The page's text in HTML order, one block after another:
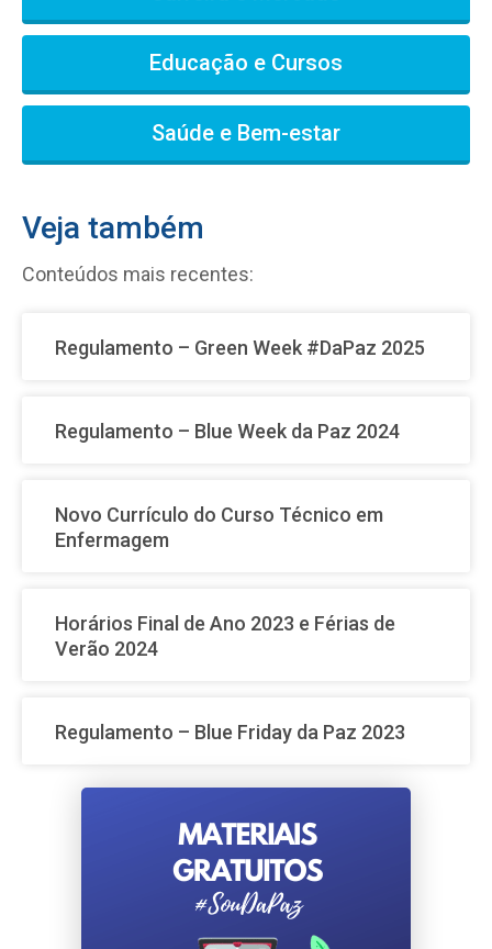
Educação e Cursos
Saúde e Bem-estar
Veja também
Conteúdos mais recentes:
Regulamento – Green Week #DaPaz 2025
Regulamento – Blue Week da Paz 2024
Novo Currículo do Curso Técnico em
Enfermagem
Horários Final de Ano 2023 e Férias de
Verão 2024
Regulamento – Blue Friday da Paz 2023